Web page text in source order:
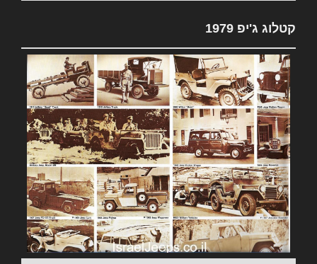
קטלוג ג'יפ 1979